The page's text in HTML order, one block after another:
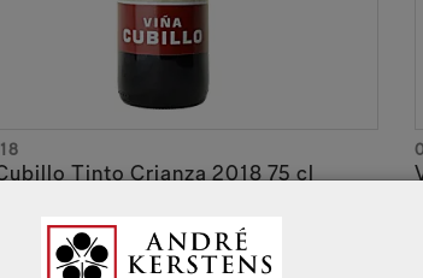
Tinto Crianza 2018 75 cl
Excl. BTW
Incl. BTW